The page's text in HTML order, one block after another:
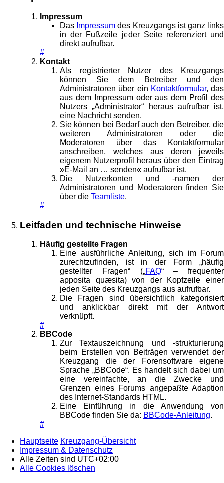
Impressum
Das Impressum des Kreuzgangs ist ganz links
in der Fußzeile jeder Seite referenziert und
direkt aufrufbar.
#
Kontakt
Als registrierter Nutzer des Kreuzgangs
können Sie dem Betreiber und den
Administratoren über ein Kontaktformular, das
aus dem Impressum oder aus dem Profil des
Nutzers „Administrator“ heraus aufrufbar ist,
eine Nachricht senden.
Sie können bei Bedarf auch den Betreiber, die
weiteren Administratoren oder die
Moderatoren über das Kontaktformular
anschreiben, welches aus deren jeweils
eigenem Nutzerprofil heraus über den Eintrag
»E-Mail an … senden« aufrufbar ist.
Die Nutzerkonten und -namen der
Administratoren und Moderatoren finden Sie
über die Teamliste.
#
Leitfaden und technische Hinweise
Häufig gestellte Fragen
Eine ausführliche Anleitung, sich im Forum
zurechtzufinden, ist in der Form „häufig
gestellter Fragen“ („FAQ“ – frequenter
apposita quæsita) von der Kopfzeile einer
jeden Seite des Kreuzgangs aus aufrufbar.
Die Fragen sind übersichtlich kategorisiert
und anklickbar direkt mit der Antwort
verknüpft.
#
BBCode
Zur Textauszeichnung und -strukturierung
beim Erstellen von Beiträgen verwendet der
Kreuzgang die der Forensoftware eigene
Sprache „BBCode“. Es handelt sich dabei um
eine vereinfachte, an die Zwecke und
Grenzen eines Forums angepaßte Adaption
des Internet-Standards HTML.
Eine Einführung in die Anwendung von
BBCode finden Sie da: BBCode-Anleitung.
#
Hauptseite Kreuzgang-Übersicht
Impressum & Datenschutz
Alle Zeiten sind UTC+02:00
Alle Cookies löschen